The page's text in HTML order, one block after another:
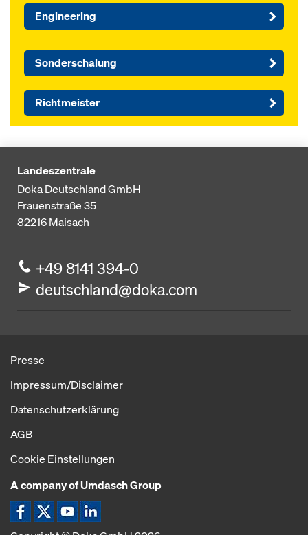
Engineering
Sonderschalung
Richtmeister
Landeszentrale
Doka Deutschland GmbH
Frauenstraße 35
82216Maisach
+49 8141 394-0
deutschland@doka.com
Presse
Impressum/Disclaimer
Datenschutzerklärung
AGB
Cookie Einstellungen
A company of Umdasch Group
Icon Facebook
Icon XIcon YouTube
Icon LinkeIn